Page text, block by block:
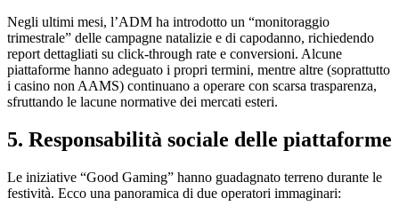
Negli ultimi mesi, l’ADM ha introdotto un “monitoraggio
trimestrale” delle campagne natalizie e di capodanno, richiedendo
report dettagliati su click‑through rate e conversioni. Alcune
piattaforme hanno adeguato i propri termini, mentre altre (soprattutto
i casino non AAMS) continuano a operare con scarsa trasparenza,
sfruttando le lacune normative dei mercati esteri.
5. Responsabilità sociale delle piattaforme
Le iniziative “Good Gaming” hanno guadagnato terreno durante le
festività. Ecco una panoramica di due operatori immaginari: